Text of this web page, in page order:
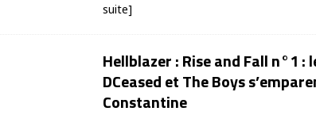
suite]
Hellblazer : Rise and Fall n°1 :
DCeased et The Boys
Constantine